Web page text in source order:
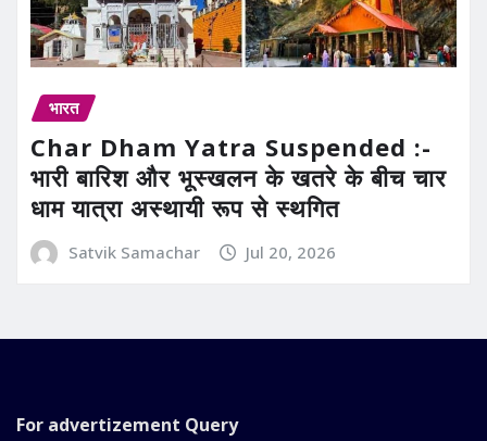
भारत
Char Dham Yatra Suspended :-
भारी बारिश और भूस्खलन के खतरे के बीच चार
धाम यात्रा अस्थायी रूप से स्थगित
Satvik Samachar Jul 20, 2026
For advertizement Query